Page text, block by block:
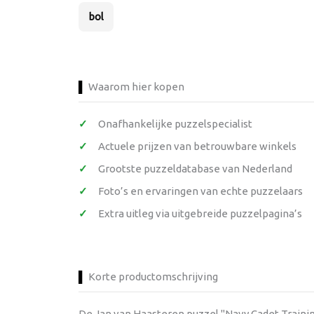
bol
Waarom hier kopen
Onafhankelijke puzzelspecialist
Actuele prijzen van betrouwbare winkels
Grootste puzzeldatabase van Nederland
Foto’s en ervaringen van echte puzzelaars
Extra uitleg via uitgebreide puzzelpagina’s
Korte productomschrijving